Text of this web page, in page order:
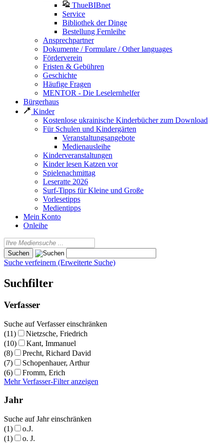
ThueBIBnet
Service
Bibliothek der Dinge
Bestellung Fernleihe
Ansprechpartner
Dokumente / Formulare / Other languages
Förderverein
Fristen & Gebühren
Geschichte
Häufige Fragen
MENTOR - Die Leselernhelfer
Bürgerhaus
Kinder
Kostenlose ukrainische Kinderbücher zum Download
Für Schulen und Kindergärten
Veranstaltungsangebote
Medienausleihe
Kinderveranstaltungen
Kinder lesen Katzen vor
Spielenachmittag
Leseratte 2026
Surf-Tipps für Kleine und Große
Vorlesetipps
Medientipps
Mein Konto
Onleihe
Suche verfeinern (Erweiterte Suche)
Suchfilter
Verfasser
Suche auf Verfasser einschränken
(11)
Nietzsche, Friedrich
(10)
Kant, Immanuel
(8)
Precht, Richard David
(7)
Schopenhauer, Arthur
(6)
Fromm, Erich
Mehr Verfasser-Filter anzeigen
Jahr
Suche auf Jahr einschränken
(1)
o.J.
(1)
o. J.